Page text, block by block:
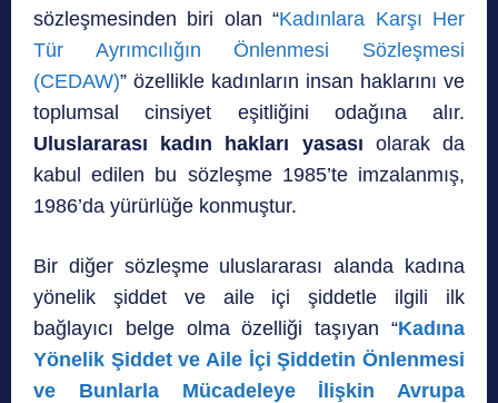
sözleşmesinden biri olan “Kadınlara Karşı Her
Tür Ayrımcılığın Önlenmesi Sözleşmesi
(CEDAW)” özellikle kadınların insan haklarını ve
toplumsal cinsiyet eşitliğini odağına alır.
Uluslararası kadın hakları yasası olarak da
kabul edilen bu sözleşme 1985’te imzalanmış,
1986’da yürürlüğe konmuştur.
Bir diğer sözleşme uluslararası alanda kadına
yönelik şiddet ve aile içi şiddetle ilgili ilk
bağlayıcı belge olma özelliği taşıyan “Kadına
Yönelik Şiddet ve Aile İçi Şiddetin Önlenmesi
ve Bunlarla Mücadeleye İlişkin Avrupa